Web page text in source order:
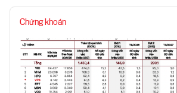
Chứng khoán